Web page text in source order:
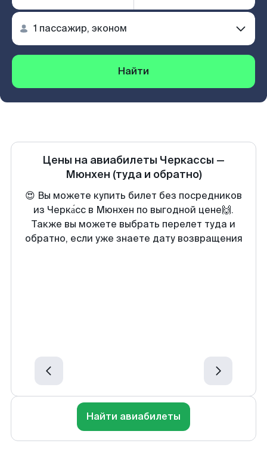
Найти
Цены на авиабилеты Черкассы —
Мюнхен (туда и обратно)
😍 Вы можете купить билет без посредников
из Черка́сс в Мюнхен по выгодной цене🙌.
Также вы можете выбрать перелет туда и
обратно, если уже знаете дату возвращения
Найти авиабилеты